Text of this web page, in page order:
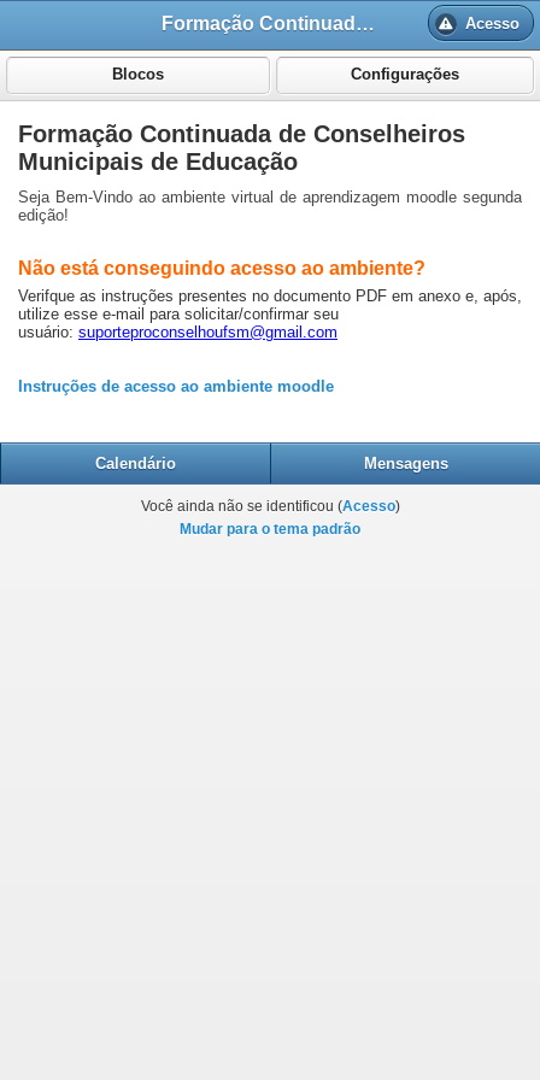
Formação Continuada de Conselheiros Acesso
Blocos Configurações
Formação Continuada de Conselheiros
Municipais de Educação
Seja Bem-Vindo ao ambiente virtual de aprendizagem moodle segunda
edição!
Não está conseguindo acesso ao ambiente?
Verifque as instruções presentes no documento PDF em anexo e, após,
utilize esse e-mail para solicitar/confirmar seu
usuário: suporteproconselhoufsm@gmail.com
Instruções de acesso ao ambiente moodle
Calendário Mensagens
Você ainda não se identificou (Acesso)
Mudar para o tema padrão